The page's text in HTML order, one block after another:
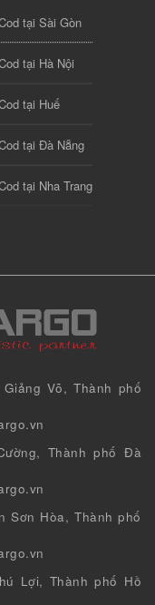
tại Sài Gòn
tại Hà Nội
tại Huế
tại Đà Nẵng
tại Nha Trang
Võ, Thành phố
Thành phố Đà
Sơn Hòa, Thành phố
Lợi, Thành phố Hồ